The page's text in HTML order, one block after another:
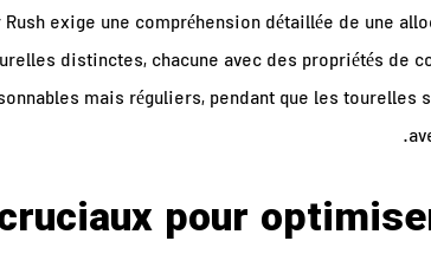
exige une compréhension détaillée de une
distinctes, chacune avec des propriétés de
mais réguliers, pendant que les tourelles
pour